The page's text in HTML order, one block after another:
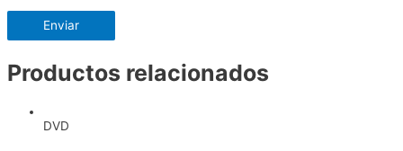
Productos relacionados
DVD